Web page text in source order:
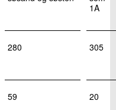
1A
280 305
59 20